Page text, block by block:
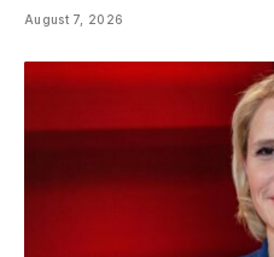
August 7, 2026